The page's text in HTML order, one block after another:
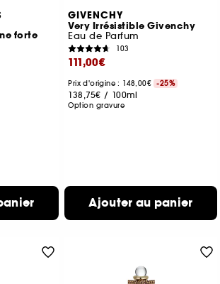
forte
GIVENCHY
Very Irrésistible Givenchy
Eau de Parfum
103
111,00€
Prix d'origine : 148,00€ -25%
138,75€ / 100ml
Option gravure
Ajouter au panier